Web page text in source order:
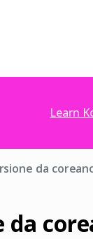
Learn
da
da